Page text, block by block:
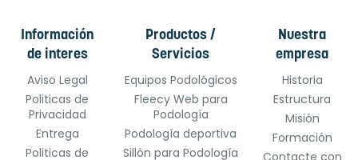
Información
de interes
Aviso Legal
Politicas de
Privacidad
Entrega
Politicas de
Productos /
Servicios
Equipos Podológicos
Fleecy Web para
Podología
Podología deportiva
Sillón para Podología
Nuestra
empresa
Historia
Estructura
Misión
Formación
Contacte con